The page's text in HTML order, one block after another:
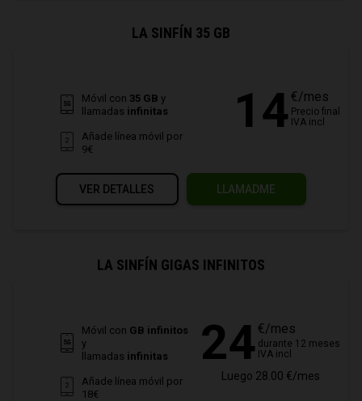
LA SINFÍN 35 GB
14 €/mes
Precio final
IVA incl
Móvil con 35 GB y
llamadas infinitas
Añade línea móvil por
9€
VER DETALLES LLAMADME
LA SINFÍN GIGAS INFINITOS
24 €/mes
durante 12 meses
IVA incl
Luego 28.00 €/mes
Móvil con GB infinitos
y
llamadas infinitas
Añade línea móvil por
18€